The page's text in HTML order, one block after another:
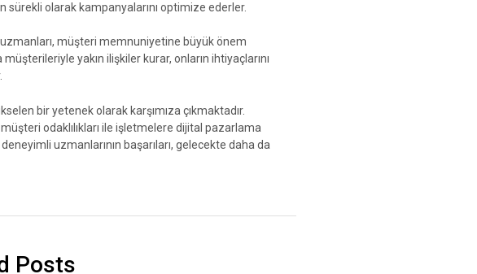
olarak kampanyalarını optimize ederler.
müşteri memnuniyetine büyük önem
yakın ilişkiler kurar, onların ihtiyaçlarını
bir yetenek olarak karşımıza çıkmaktadır.
odaklılıkları ile işletmelere dijital pazarlama
uzmanlarının başarıları, gelecekte daha da
Posts